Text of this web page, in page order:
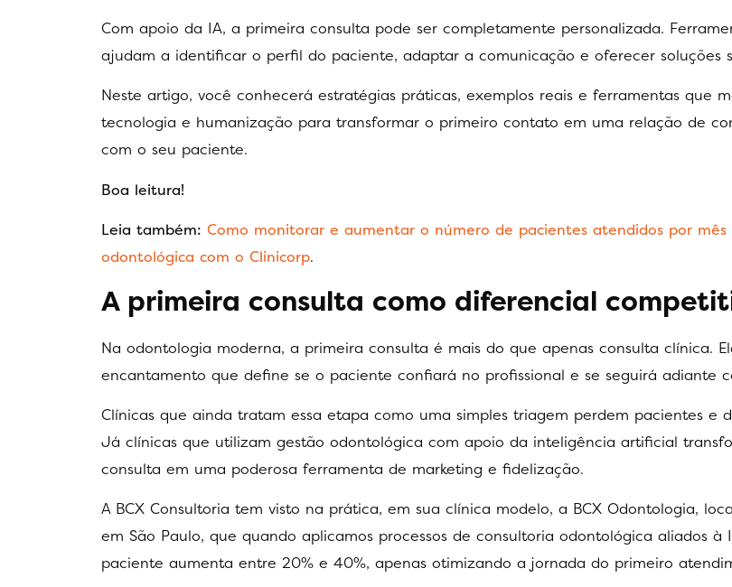
Com apoio da IA, a primeira consulta pode ser completamente personalizada.
ajudam a identificar o perfil do paciente, adaptar a comunicação e oferecer soluções
Neste artigo, você conhecerá estratégias práticas, exemplos reais e ferramentas que
tecnologia e humanização para transformar o primeiro contato em uma relação de
com o seu paciente.
Boa leitura!
Leia também: Como monitorar e aumentar o número de pacientes atendidos por mês
odontológica com o Clinicorp.
A primeira consulta como diferencial
Na odontologia moderna, a primeira consulta é mais do que apenas consulta clínica.
encantamento que define se o paciente confiará no profissional e se seguirá adiante
Clínicas que ainda tratam essa etapa como uma simples triagem perdem pacientes e
Já clínicas que utilizam gestão odontológica com apoio da inteligência artificial
consulta em uma poderosa ferramenta de marketing e fidelização.
A BCX Consultoria tem visto na prática, em sua clínica modelo, a BCX Odontologia,
em São Paulo, que quando aplicamos processos de consultoria odontológica aliados
paciente aumenta entre 20% e 40%, apenas otimizando a jornada do primeiro